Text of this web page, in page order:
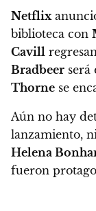
Netflix
biblioteca con
Cavill
Bradbeer será
Thorne se
Aún no hay
lanzamiento,
Helena
fueron